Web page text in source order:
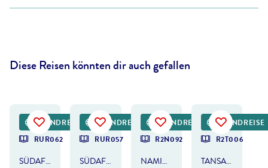
Diese Reisen könnten dir auch gefallen
RUNDREISE
RUR062
SÜDAFRIKA
DEALRUNDREISE
RUR057
SÜDAFRIKA, BOTSWANA & SIMBABWE
DEALRUNDREISE
R2N092
NAMIBIA
RUNDREISE
R2T006
TANSANIA & KENIA